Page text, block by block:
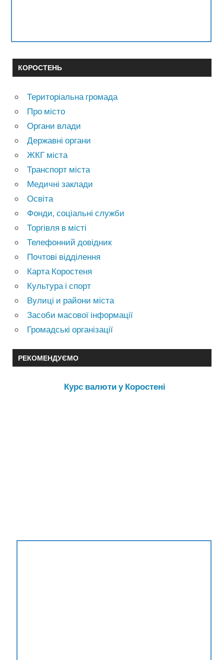
КОРОСТЕНЬ
Територіальна громада
Про місто
Органи влади
Державні органи
ЖКГ міста
Транспорт міста
Медичні заклади
Освіта
Фонди, соціальні служби
Торгівля в місті
Телефонний довідник
Почтові відділення
Карта Коростеня
Культура і спорт
Вулиці и райони міста
Засоби масової інформації
Громадські організації
РЕКОМЕНДУЄМО
Курс валюти у Коростені